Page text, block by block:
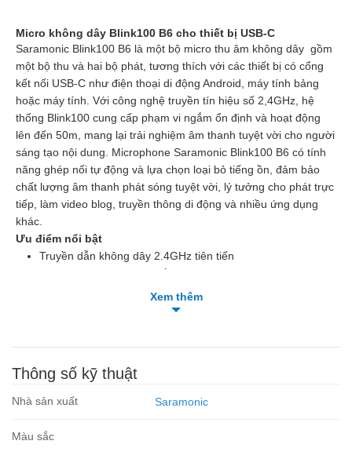
Micro không dây Blink100 B6 cho thiết bị USB-C
Saramonic Blink100 B6 là một bộ micro thu âm không dây gồm
một bộ thu và hai bộ phát, tương thích với các thiết bị có cổng
kết nối USB-C như điện thoại di động Android, máy tính bảng
hoặc máy tính. Với công nghệ truyền tín hiệu số 2,4GHz, hệ
thống Blink100 cung cấp phạm vi ngắm ổn định và hoạt động
lên đến 50m, mang lại trải nghiệm âm thanh tuyệt vời cho người
sáng tạo nội dung. Microphone Saramonic Blink100 B6 có tính
năng ghép nối tự động và lựa chọn loại bỏ tiếng ồn, đảm bảo
chất lượng âm thanh phát sóng tuyệt vời, lý tưởng cho phát trực
tiếp, làm video blog, truyền thông di động và nhiều ứng dụng
khác.
Ưu điểm nổi bật
Truyền dẫn không dây 2.4GHz tiên tiến
Phạm vi hoạt động lên đến 165 feet (50m)
Khử tiếng ồn thông minh
Ghép nối tự động & Plug and Play
Tương thích với các thiết bị có cổng kết nối USB-C
Hỗ trợ phát sóng trực tiếp và sạc điện thoại cùng lúc thông
Xem thêm
Thông số kỹ thuật
Nhà sản xuất Saramonic
Màu sắc